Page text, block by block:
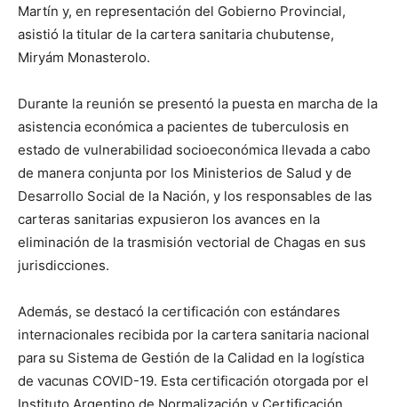
Martín y, en representación del Gobierno Provincial,
asistió la titular de la cartera sanitaria chubutense,
Miryám Monasterolo.
Durante la reunión se presentó la puesta en marcha de la
asistencia económica a pacientes de tuberculosis en
estado de vulnerabilidad socioeconómica llevada a cabo
de manera conjunta por los Ministerios de Salud y de
Desarrollo Social de la Nación, y los responsables de las
carteras sanitarias expusieron los avances en la
eliminación de la trasmisión vectorial de Chagas en sus
jurisdicciones.
Además, se destacó la certificación con estándares
internacionales recibida por la cartera sanitaria nacional
para su Sistema de Gestión de la Calidad en la logística
de vacunas COVID-19. Esta certificación otorgada por el